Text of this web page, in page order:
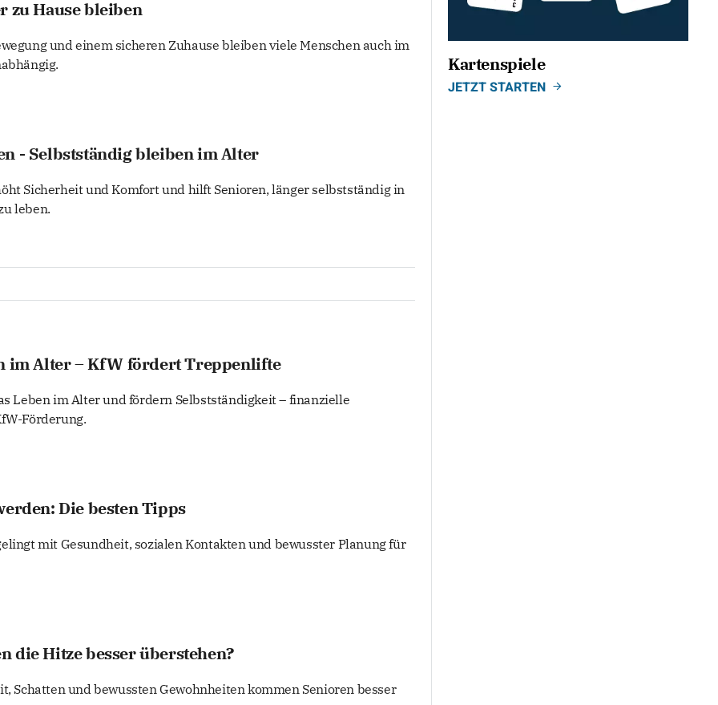
zu Hause bleiben
und einem sicheren Zuhause bleiben viele Menschen auch im
- Selbstständig bleiben im Alter
Sicherheit und Komfort und hilft Senioren, länger selbstständig in
leben.
im Alter – KfW fördert Treppenlifte
Leben im Alter und fördern Selbstständigkeit – finanzielle
Förderung.
Die besten Tipps
mit Gesundheit, sozialen Kontakten und bewusster Planung für
die Hitze besser überstehen?
Schatten und bewussten Gewohnheiten kommen Senioren besser
Kartenspiele
JETZT STARTEN